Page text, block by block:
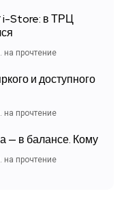
Store: в ТРЦ
на прочтение
и доступного
на прочтение
— в балансе. Кому
на прочтение